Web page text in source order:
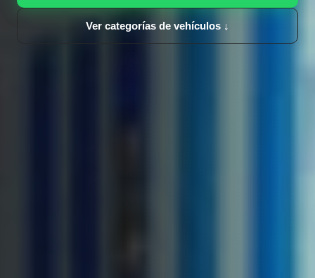
Ver categorías de vehículos ↓